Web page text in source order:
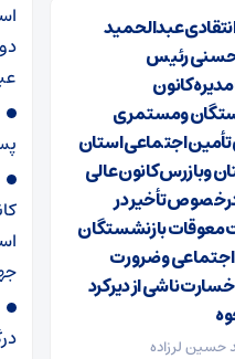
عبدالحمید
حسنی رئیس
کانون
ومستمری
تأمین اجتماعی استان
وبازرس کانون عالی
تأخیر در
معوقات بازنشستگان
و ضرورت
ناشی از دیرکرد
حسین لرزاده